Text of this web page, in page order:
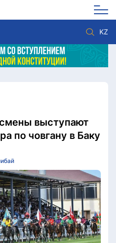
KZ
стране
выступают
по човгану в Баку